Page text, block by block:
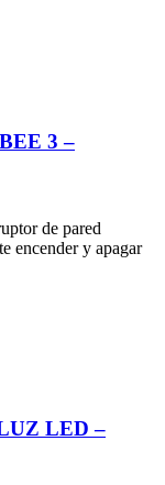
3 –
de pared
encender y apagar
LED –